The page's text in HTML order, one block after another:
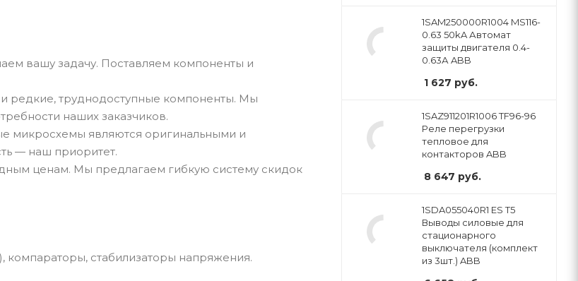
вашу задачу. Поставляем компоненты и
редкие, труднодоступные компоненты. Мы
наших заказчиков.
микросхемы являются оригинальными и
— наш приоритет.
ценам. Мы предлагаем гибкую систему скидок
стабилизаторы напряжения.
1SAM250000R1004 MS116-
0.63 50kA Автомат
защиты двигателя 0.4-
0.63А ABB
1 627 руб.
1SAZ911201R1006 TF96-96
Реле перегрузки
тепловое для
контакторов ABB
8 647 руб.
1SDA055040R1 ES T5
Выводы силовые для
стационарного
выключателя (комплект
из 3шт.) ABB